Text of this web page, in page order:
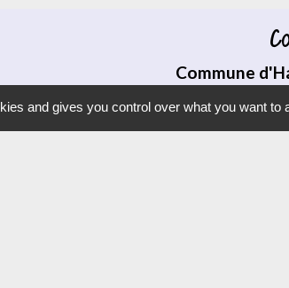
Commune
4
21121
and gives you control over what you want to